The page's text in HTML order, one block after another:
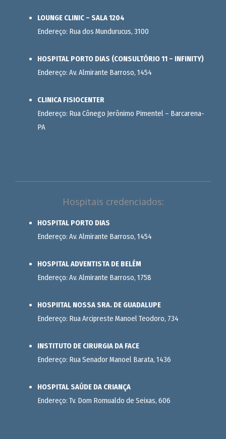
LOUNGE CLINIC – SALA 1204
Endereço: Rua dos Mundurucus, 3100
HOSPITAL PORTO DIAS (CONSULTÓRIO 11 – INFINITY)
Endereço: Av. Almirante Barroso, 1454
CLINICA FISIOCENTER
Endereço: Rua Cônego Jerônimo Pimentel – Barcarena-
PA
Hospitais credenciados:
HOSPITAL PORTO DIAS
Endereço: Av. Almirante Barroso, 1454
HOSPITAL ADVENTISTA DE BELÉM
Endereço: Av. Almirante Barroso, 1758
HOSPIITAL NOSSA SRA. DE GUADALUPE
Endereço: Rua Arcipreste Manoel Teodoro, 734
INSTITUTO DE CIRURGIA DA FACE
Endereço: Rua Senador Manoel Barata, 1436
HOSPITAL SAÚDE DA CRIANÇA
Endereço: Tv. Dom Romualdo de Seixas, 606